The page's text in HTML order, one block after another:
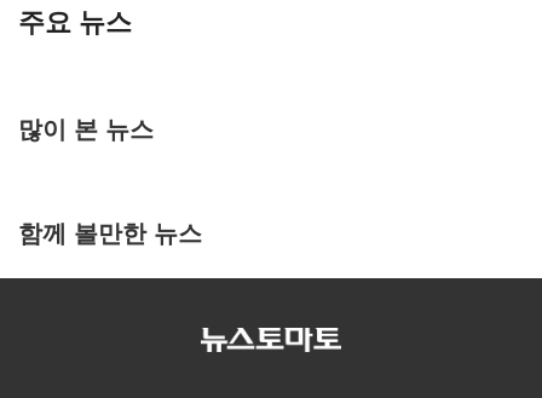
주요 뉴스
많이 본 뉴스
함께 볼만한 뉴스